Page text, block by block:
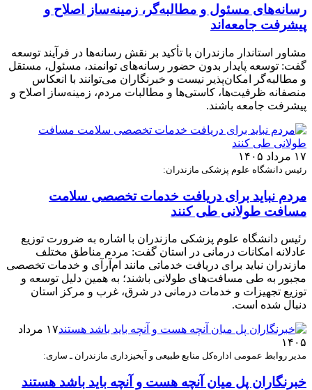
رسانه‌های مسئول و مطالبه‌گر، زمینه‌ساز اصلاح و
پیشرفت جامعه‌اند
مشاور استاندار مازندران با تأکید بر نقش رسانه‌ها در فرآیند توسعه
گفت: توسعه پایدار بدون حضور رسانه‌های توانمند، مسئول، مستقل
و مطالبه‌گر امکان‌پذیر نیست و خبرنگاران می‌توانند با انعکاس
منصفانه ظرفیت‌ها، کاستی‌ها و مطالبات مردم، زمینه‌ساز اصلاح و
پیشرفت جامعه باشند.
۱۷ مرداد ۱۴۰۵
رئیس دانشگاه علوم پزشکی مازندران:
مردم نباید برای دریافت خدمات تخصصی سلامت
مسافت طولانی طی کنند
رئیس دانشگاه علوم پزشکی مازندران با اشاره به ضرورت توزیع
عادلانه امکانات درمانی در استان گفت: مردم مناطق مختلف
مازندران نباید برای دریافت خدماتی مانند ام‌آر‌آی و خدمات تخصصی
مجبور به طی مسافت‌های طولانی باشند؛ به همین دلیل توسعه و
توزیع تجهیزات و خدمات درمانی در شرق، غرب و مرکز استان
دنبال شده است.
۱۷ مرداد
۱۴۰۵
مدیر روابط عمومی اداره‌کل منابع طبیعی و آبخیزداری مازندران ـ ساری:
خبرنگاران پل میان آنچه هست و آنچه باید باشد هستند